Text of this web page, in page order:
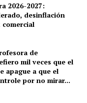
2026-2027:
desinflación
de
mil veces que el
apague a que el
por no mirar...